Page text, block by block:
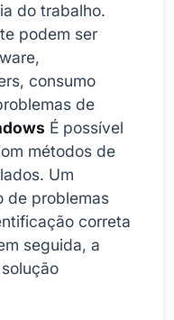
do trabalho.
podem ser
consumo
de
É possível
métodos de
Um
de problemas
correta
seguida, a